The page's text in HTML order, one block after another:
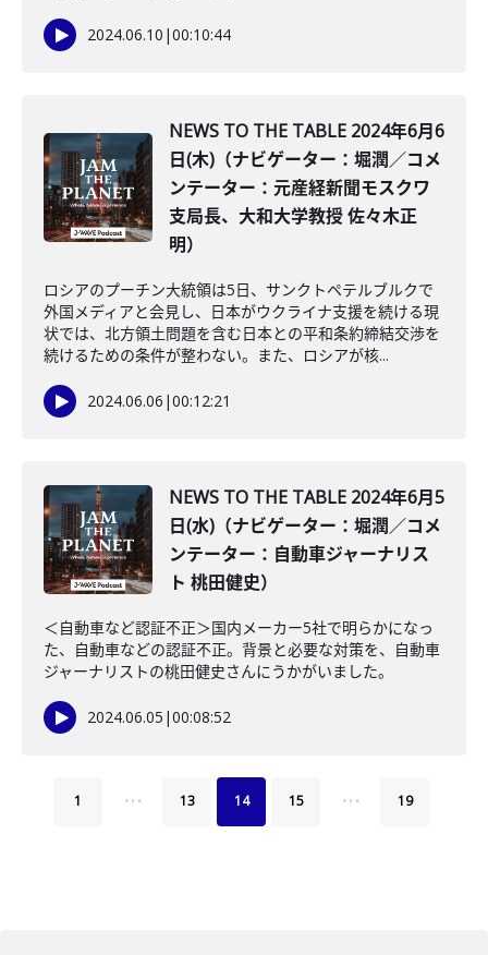
2024.06.10 |00:10:44
NEWS TO THE TABLE 2024年6月6
日(木)（ナビゲーター：堀潤／コメ
ンテーター：元産経新聞モスクワ
支局長、大和大学教授 佐々木正
明）
ロシアのプーチン大統領は5日、サンクトペテルブルクで
外国メディアと会見し、日本がウクライナ支援を続ける現
状では、北方領土問題を含む日本との平和条約締結交渉を
続けるための条件が整わない。また、ロシアが核...
2024.06.06 |00:12:21
NEWS TO THE TABLE 2024年6月5
日(水)（ナビゲーター：堀潤／コメ
ンテーター：自動車ジャーナリス
ト 桃田健史）
＜自動車など認証不正＞国内メーカー5社で明らかになっ
た、自動車などの認証不正。背景と必要な対策を、自動車
ジャーナリストの桃田健史さんにうかがいました。
2024.06.05 |00:08:52
1 … 13 14 15 … 19